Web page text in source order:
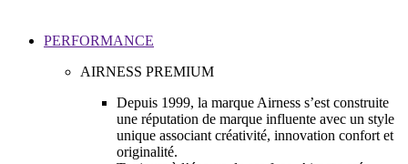
PERFORMANCE
AIRNESS PREMIUM
Depuis 1999, la marque Airness s’est construite
une réputation de marque influente avec un style
unique associant créativité, innovation confort et
originalité.